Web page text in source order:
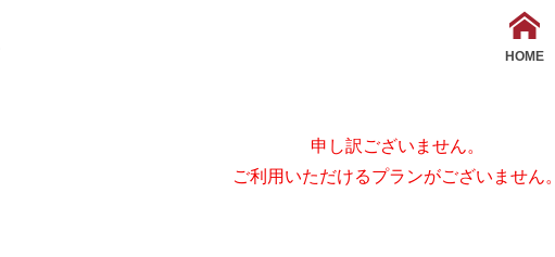
HOME
申し訳ございません。
ご利用いただけるプランがございません。